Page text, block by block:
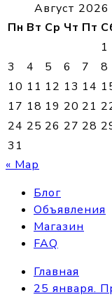
Август 2026
Пн Вт Ср Чт Пт
1
3
4 5 6 7 8
10 11 12 13 14
17 18 19 20 21
24 25 26 27 28
31
« Мар
Блог
Объявления
Магазин
FAQ
Главная
25 января.